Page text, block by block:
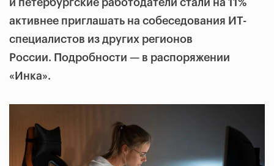
и петербургские работодатели стали на 11%
активнее приглашать на собеседования ИТ-
специалистов из других регионов
России. Подробности — в распоряжении
«Инка».